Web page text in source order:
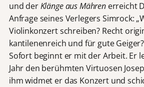
und derKlänge aus Mährenerreicht
Anfrage seines Verlegers Simrock:
Violinkonzert schreiben? Recht
kantilenenreich und für gute
Sofort beginnt er mit der Arbeit. Er
Jahr den berühmten Virtuosen
ihm widmet er das Konzert und